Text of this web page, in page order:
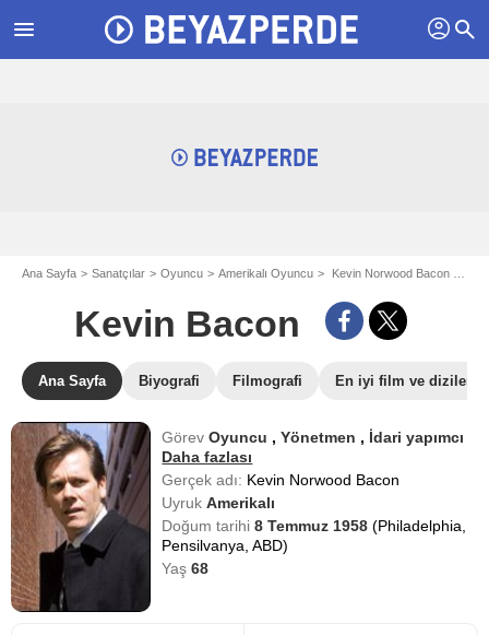
menu profil search
Ana Sayfa Sanatçılar Oyuncu Amerikalı Oyuncu Kevin Norwood Bacon - aka Kevin Bacon
Kevin Bacon
Ana Sayfa Biyografi Filmografi En iyi film ve dizileri
GörevOyuncu ,Yönetmen , İdari yapımcı
Daha fazlası
Gerçek adı: Kevin Norwood Bacon
UyrukAmerikalı
Doğum tarihi8 Temmuz 1958(Philadelphia,
Pensilvanya, ABD)
Yaş68